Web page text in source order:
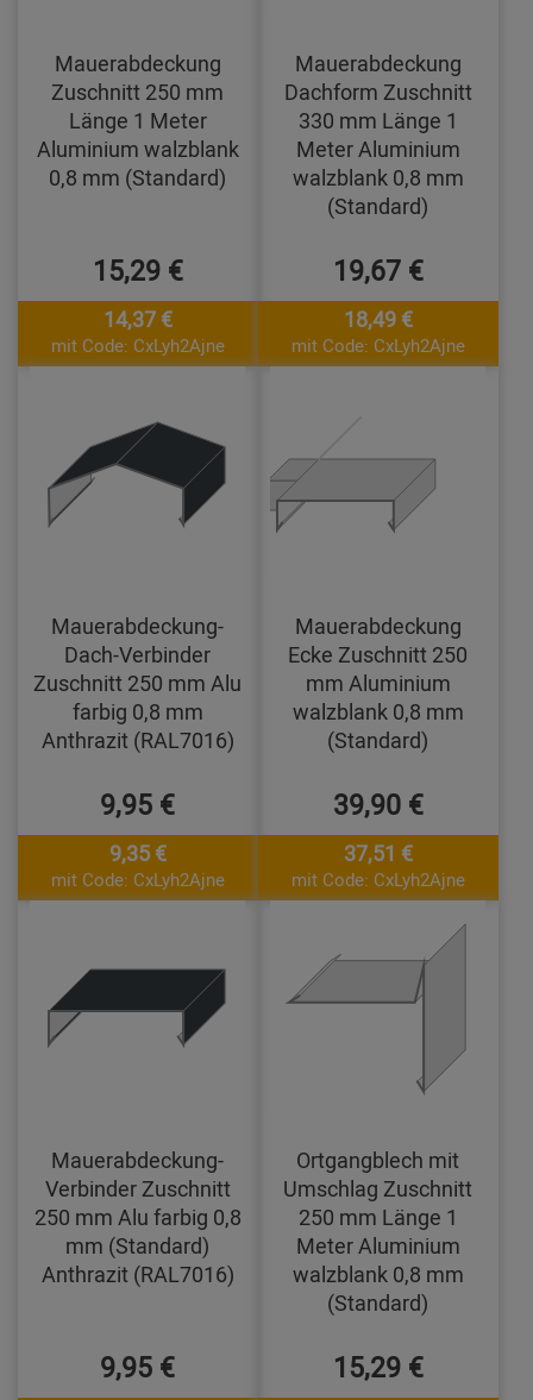
Mauerabdeckung
Zuschnitt 250 mm
Länge 1 Meter
Aluminium walzblank
0,8 mm (Standard)
15,29 €
14,37 €
mit Code: CxLyh2Ajne
Mauerabdeckung
Dachform Zuschnitt
330 mm Länge 1
Meter Aluminium
walzblank 0,8 mm
(Standard)
19,67 €
18,49 €
mit Code: CxLyh2Ajne
Mauerabdeckung-
Dach-Verbinder
Zuschnitt 250 mm Alu
farbig 0,8 mm
Anthrazit (RAL7016)
9,95 €
9,35 €
mit Code: CxLyh2Ajne
Mauerabdeckung
Ecke Zuschnitt 250
mm Aluminium
walzblank 0,8 mm
(Standard)
39,90 €
37,51 €
mit Code: CxLyh2Ajne
Mauerabdeckung-
Verbinder Zuschnitt
250 mm Alu farbig 0,8
mm (Standard)
Anthrazit (RAL7016)
9,95 €
Ortgangblech mit
Umschlag Zuschnitt
250 mm Länge 1
Meter Aluminium
walzblank 0,8 mm
(Standard)
15,29 €